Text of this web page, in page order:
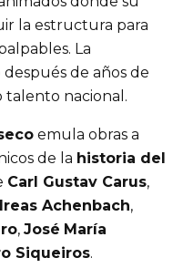
la estructura para
La
de años de
nacional.
emula obras a
de la historia del
Carl Gustav Carus,
Achenbach,
, José María
Siqueiros.